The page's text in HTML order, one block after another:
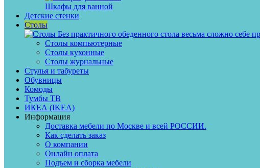
Шкафы для ванной
Детские стенки
Столы
Без практичного обеденного стола весьма сложно себе
Столы компьютерные
Столы кухонные
Столы журнальные
Стулья и табуреты
Обувницы
Комоды
Тумбы ТВ
ИКЕА (IKEA)
Информация
Доставка мебели по Москве и всей РОССИИ.
Как сделать заказ
О компании
Онлайн оплата
Подъем и сборка мебели